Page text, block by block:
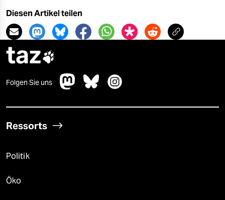
Diesen Artikel teilen
taz
Folgen Sie uns
Ressorts
Politik
Öko